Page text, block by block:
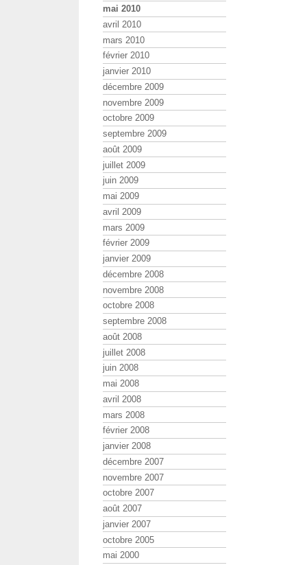
mai 2010
avril 2010
mars 2010
février 2010
janvier 2010
décembre 2009
novembre 2009
octobre 2009
septembre 2009
août 2009
juillet 2009
juin 2009
mai 2009
avril 2009
mars 2009
février 2009
janvier 2009
décembre 2008
novembre 2008
octobre 2008
septembre 2008
août 2008
juillet 2008
juin 2008
mai 2008
avril 2008
mars 2008
février 2008
janvier 2008
décembre 2007
novembre 2007
octobre 2007
août 2007
janvier 2007
octobre 2005
mai 2000